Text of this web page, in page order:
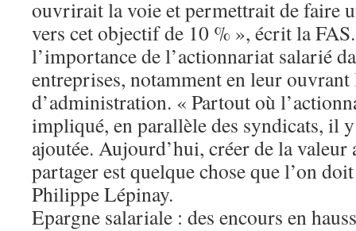
ouvrirait la voie et ­permettrait de faire
vers cet objectif de 10 % », écrit la
l’importance de l’actionnariat salarié
entreprises, notamment en leur
d’administration. « Partout où
impliqué, en parallèle des syndicats, il
ajoutée. Aujourd’hui, créer de la valeur
partager est quelque chose que l’on
Philippe Lépinay.
Epargne salariale : des encours en